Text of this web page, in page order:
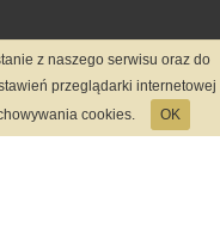
z naszego serwisu oraz do
przeglądarki internetowej
cookies.
OK